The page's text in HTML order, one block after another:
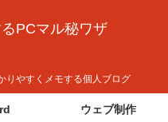
PCマル秘ワザ
りやすくメモする個人ブログ
ウェブ制作